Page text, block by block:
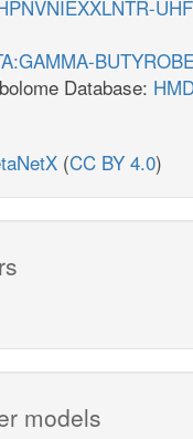
Database:
(CC BY 4.0)
models